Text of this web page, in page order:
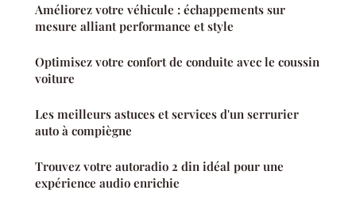
Améliorez votre véhicule : échappements sur
mesure alliant performance et style
Optimisez votre confort de conduite avec le coussin
voiture
Les meilleurs astuces et services d'un serrurier
auto à compiègne
Trouvez votre autoradio 2 din idéal pour une
expérience audio enrichie